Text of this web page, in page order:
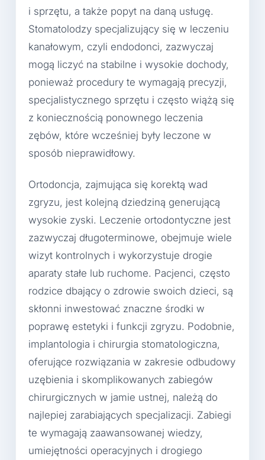
i sprzętu, a także popyt na daną usługę.
Stomatolodzy specjalizujący się w leczeniu
kanałowym, czyli endodonci, zazwyczaj
mogą liczyć na stabilne i wysokie dochody,
ponieważ procedury te wymagają precyzji,
specjalistycznego sprzętu i często wiążą się
z koniecznością ponownego leczenia
zębów, które wcześniej były leczone w
sposób nieprawidłowy.
Ortodoncja, zajmująca się korektą wad
zgryzu, jest kolejną dziedziną generującą
wysokie zyski. Leczenie ortodontyczne jest
zazwyczaj długoterminowe, obejmuje wiele
wizyt kontrolnych i wykorzystuje drogie
aparaty stałe lub ruchome. Pacjenci, często
rodzice dbający o zdrowie swoich dzieci, są
skłonni inwestować znaczne środki w
poprawę estetyki i funkcji zgryzu. Podobnie,
implantologia i chirurgia stomatologiczna,
oferujące rozwiązania w zakresie odbudowy
uzębienia i skomplikowanych zabiegów
chirurgicznych w jamie ustnej, należą do
najlepiej zarabiających specjalizacji. Zabiegi
te wymagają zaawansowanej wiedzy,
umiejętności operacyjnych i drogiego